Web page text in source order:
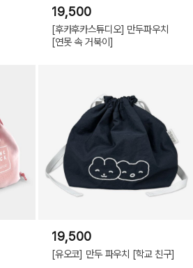
19,500
[후카후카스튜디오] 만두파우치
[연못 속 거북이]
19,500
[유오코] 만두 파우치 [학교 친구]